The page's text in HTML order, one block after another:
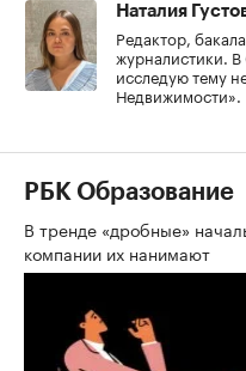
Наталия
Редактор,
журналистики.
исследую тему
Недвижимости».
РБК Образование
В тренде «дробные»
компании их нанимают